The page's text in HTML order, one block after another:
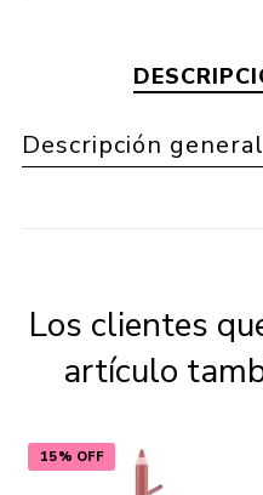
Descripción general
Los clientes
artículo
15% OFF